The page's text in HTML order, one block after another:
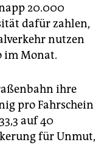
20.000
dafür zahlen,
nutzen
im Monat.
ihre
pro Fahrschein
auf 40
für Unmut,